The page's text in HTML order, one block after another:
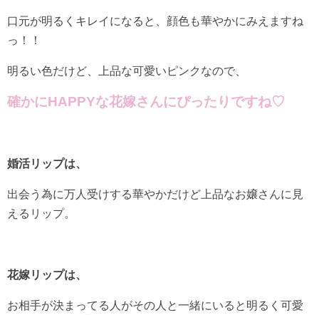
口元が明るくキレイになると、顔色も華やかにみえますね
っ！！
明るい色だけど、上品な可愛いピンクなので、
確かにHAPPYな花嫁さんにぴったりですね♡
婚活リップは、
出会う為に万人受けする華やかだけど上品なお嬢さんに見
えるリップ。
花嫁リップは、
お相手が決まってる人がその人と一緒にいると明るく可愛